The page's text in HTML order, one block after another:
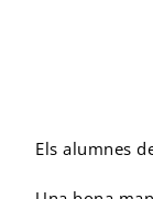
Els alumnes